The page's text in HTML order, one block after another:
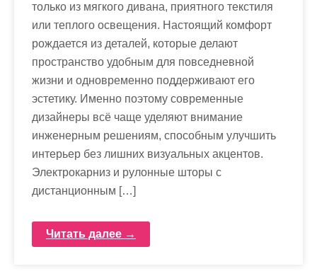
только из мягкого дивана, приятного текстиля
или теплого освещения. Настоящий комфорт
рождается из деталей, которые делают
пространство удобным для повседневной
жизни и одновременно поддерживают его
эстетику. Именно поэтому современные
дизайнеры всё чаще уделяют внимание
инженерным решениям, способным улучшить
интерьер без лишних визуальных акцентов.
Электрокарниз и рулонные шторы с
дистанционным […]
Читать далее →